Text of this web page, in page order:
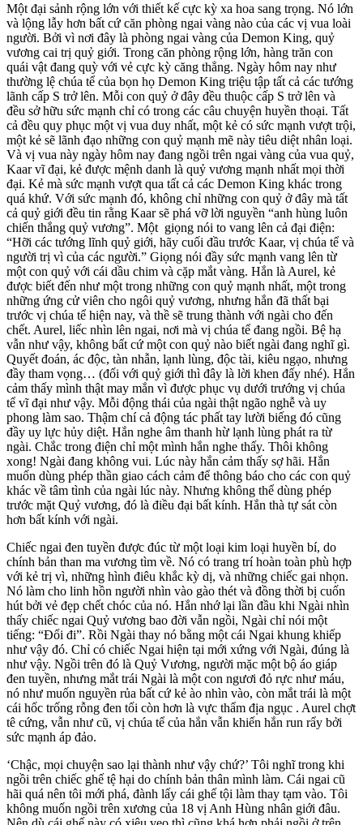
Một đại sảnh rộng lớn với thiết kế cực kỳ xa hoa sang trọng. Nó lớn
và lộng lẫy hơn bất cứ căn phòng ngai vàng nào của các vị vua loài
người. Bởi vì nơi đây là phòng ngai vàng của Demon King, quỷ
vương cai trị quỷ giới. Trong căn phòng rộng lớn, hàng trăn con
quái vật đang quỳ với vẻ cực kỳ căng thẳng. Ngày hôm nay như
thường lệ chúa tể của bọn họ Demon King triệu tập tất cả các tướng
lãnh cấp S trở lên. Mỗi con quỷ ở đây đều thuộc cấp S trở lên và
đều sở hữu sức mạnh chỉ có trong các câu chuyện huyền thoại. Tất
cả đều quy phục một vị vua duy nhất, một kẻ có sức mạnh vượt trội,
một kẻ sẽ lãnh đạo những con quỷ mạnh mẽ này tiêu diệt nhân loại.
Và vị vua này ngày hôm nay đang ngồi trên ngai vàng của vua quỷ,
Kaar vĩ đại, kẻ được mệnh danh là quỷ vương mạnh nhất mọi thời
đại. Kẻ mà sức mạnh vượt qua tất cả các Demon King khác trong
quá khứ. Với sức mạnh đó, không chỉ những con quỷ ở đây mà tất
cả quỷ giới đều tin rằng Kaar sẽ phá vỡ lời nguyền “anh hùng luôn
chiến thắng quỷ vương”. Một giọng nói to vang lên cả đại điện:
“Hỡi các tướng lĩnh quỷ giới, hãy cuối đầu trước Kaar, vị chúa tể và
người trị vì của các người.” Giọng nói đầy sức mạnh vang lên từ
một con quỷ với cái dầu chim và cặp mắt vàng. Hắn là Aurel, kẻ
được biết đến như một trong những con quỷ mạnh nhất, một trong
những ứng cử viên cho ngôi quỷ vương, nhưng hắn đã thất bại
trước vị chúa tể hiện nay, và thề sẽ trung thành với ngài cho đến
chết. Aurel, liếc nhìn lên ngai, nơi mà vị chúa tể đang ngồi. Bệ hạ
vẫn như vậy, không bất cứ một con quỷ nào biết ngài đang nghĩ gì.
Quyết đoán, ác độc, tàn nhẫn, lạnh lùng, độc tài, kiêu ngạo, nhưng
đầy tham vọng… (đối với quỷ giới thì đây là lời khen đấy nhé). Hắn
cảm thấy mình thật may mắn vì được phục vụ dưới trướng vị chúa
tể vĩ đại như vậy. Mỗi động thái của ngài thật ngão nghễ và uy
phong làm sao. Thậm chí cả động tác phất tay lười biếng đó cũng
đầy uy lực hủy diệt. Hắn nghe âm thanh hừ lạnh lùng phát ra từ
ngài. Chắc trong điện chỉ một mình hắn nghe thấy. Thôi không
xong! Ngài đang không vui. Lúc này hắn cảm thấy sợ hãi. Hắn
muốn dùng phép thần giao cách cảm để thông báo cho các con quỷ
khác về tâm tình của ngài lúc này. Nhưng không thể dùng phép
trước mặt Quỷ vương, đó là điều đại bất kính. Hắn thà tự sát còn
hơn bất kính với ngài.
Chiếc ngai đen tuyền được đúc từ một loại kim loại huyền bí, do
chính bản than ma vương tìm về. Nó có trang trí hoàn toàn phù hợp
với kẻ trị vì, những hình điêu khắc kỳ dị, và những chiếc gai nhọn.
Nó làm cho linh hồn người nhìn vào gào thét và đồng thời bị cuốn
hút bởi vẻ đẹp chết chóc của nó. Hắn nhớ lại lần đầu khi Ngài nhìn
thấy chiếc ngai Quỷ vương bao đời vẫn ngồi, Ngài chỉ nói một
tiếng: “Đổi đi”. Rồi Ngài thay nó bằng một cái Ngai khung khiếp
như vậy đó. Chỉ có chiếc Ngai hiện tại mới xứng với Ngài, đúng là
như vậy. Ngồi trên đó là Quỷ Vương, người mặc một bộ áo giáp
đen tuyền, nhưng mắt trái Ngài là một con ngươi đỏ rực như máu,
nó như muốn nguyền rủa bất cứ kẻ ào nhìn vào, còn mắt trái là một
cái hốc trống rỗng đen tối còn hơn là vực thẩm địa ngục . Aurel chợt
tê cứng, vẫn như cũ, vị chúa tể của hắn vẫn khiến hắn run rẩy bởi
sức mạnh áp đảo.
‘Chậc, mọi chuyện sao lại thành như vậy chứ?’ Tôi nghĩ trong khi
ngồi trên chiếc ghế tệ hại do chính bản thân mình làm. Cái ngai cũ
hãi quá nên tôi mới phá, đành lấy cái ghế tội làm thay tạm vào. Tôi
không muốn ngồi trên xương của 18 vị Anh Hùng nhân giới đâu.